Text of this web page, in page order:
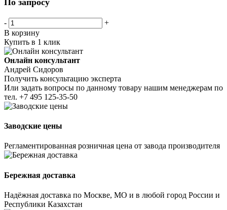
-
+
В корзину
Купить в 1 клик
Онлайн консультант
Андрей Сидоров
Получить консультацию эксперта
Или задать вопросы по данному товару нашим менеджерам по
тел. +7 495 125-35-50
Заводские цены
Регламентированная розничная цена от завода производителя
Бережная доставка
Надёжная доставка по Москве, МО и в любой город России и
Республики Казахстан